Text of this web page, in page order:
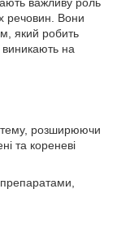
речовин. Вони
який робить
виникають на
розширюючи
та кореневі